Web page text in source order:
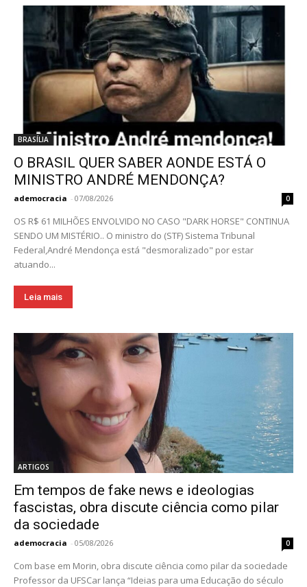
BRASÍLIA
O BRASIL QUER SABER AONDE ESTÁ O
MINISTRO ANDRÉ MENDONÇA?
ademocracia - 07/08/2026 0
OS R$ 61 MILHÕES ENVOLVIDO NO CASO "DARK HORSE" CONTINUA
SENDO UM MISTÉRIO.. O ministro do (STF) Sistema Tribunal
Federal,André Mendonça está "desmoralizado" por estar
atuando...
Leia mais
ARTIGOS
Em tempos de fake news e ideologias
fascistas, obra discute ciência como pilar
da sociedade
ademocracia - 05/08/2026 0
Com base em Morin, obra discute ciência como pilar da sociedade
Professor da UFSCar lança “Ideias para uma Educação do século